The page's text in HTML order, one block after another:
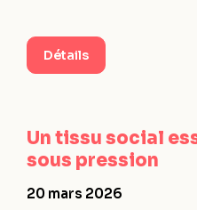
Détails
Un tissu social
sous pression
20 mars 2026